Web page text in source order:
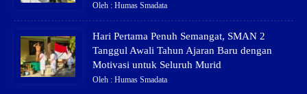
Oleh : Humas Smadata
Hari Pertama Penuh Semangat, SMAN 2
Tanggul Awali Tahun Ajaran Baru dengan
Motivasi untuk Seluruh Murid
Oleh : Humas Smadata